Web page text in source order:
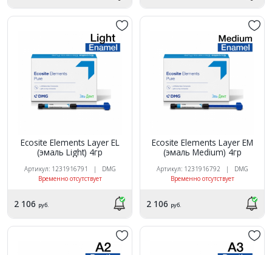
Ecosite Elements Layer EL
(эмаль Light) 4гр
Артикул: 1231916791 | DMG
Временно отсутствует
2 106 руб.
Ecosite Elements Layer EM
(эмаль Medium) 4гр
Артикул: 1231916792 | DMG
Временно отсутствует
2 106 руб.